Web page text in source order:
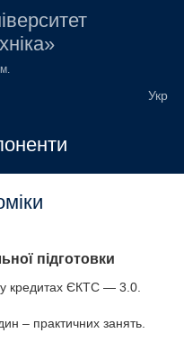
підготовки
у кредитах ЄКТС — 3.0.
– практичних занять.